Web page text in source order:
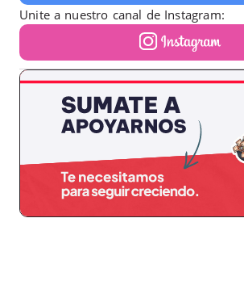
Unite a nuestro canal de Instagram: